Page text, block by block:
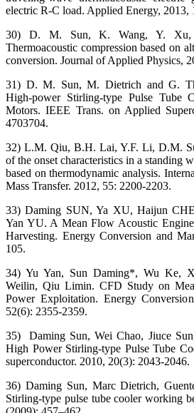
electric R-C load. Applied Energy, 2013,
30) D. M. Sun, K. Wang, Y.
Thermoacoustic compression based on
conversion. Journal of Applied Physics,
31) D. M. Sun, M. Dietrich and G.
High-power Stirling-type Pulse Tube
Motors. IEEE Trans. on Applied
4703704.
32) L.M. Qiu, B.H. Lai, Y.F. Li, D.M.
of the onset characteristics in a standing
based on thermodynamic analysis.
Mass Transfer. 2012, 55: 2200-2203.
33) Daming SUN, Ya XU, Haijun
Yan YU. A Mean Flow Acoustic
Harvesting. Energy Conversion and
105.
34) Yu Yan, Sun Daming*, Wu Ke,
Weilin, Qiu Limin. CFD Study on
Power Exploitation. Energy
52(6): 2355-2359.
35) Daming Sun, Wei Chao, Jiuce
High Power Stirling-type Pulse Tube
superconductor. 2010, 20(3): 2043-2046.
36) Daming Sun, Marc Dietrich,
Stirling-type pulse tube cooler working